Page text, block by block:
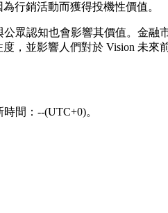
行銷活動而獲得投機性價值。
眾認知也會影響其價值。金
，並影響人們對於 Vision 未
間：--(UTC+0)。